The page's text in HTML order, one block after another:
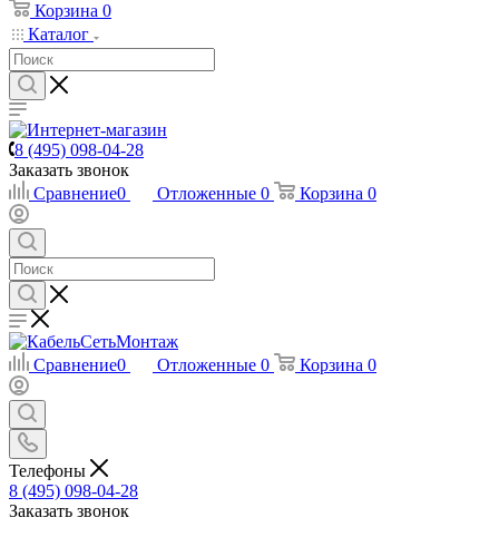
Корзина 0
Каталог
8 (495) 098-04-28
Заказать звонок
Сравнение0 Отложенные 0 Корзина 0
Сравнение0 Отложенные 0 Корзина 0
Телефоны
8 (495) 098-04-28
Заказать звонок